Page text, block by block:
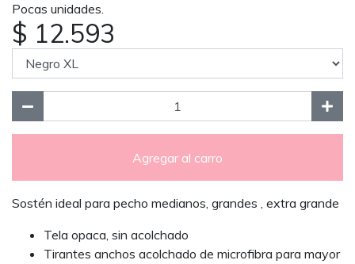
Pocas unidades.
$ 12.593
Agregar al carro
Sostén ideal para pecho medianos, grandes , extra grande
Tela opaca, sin acolchado
Tirantes anchos acolchado de microfibra para mayor